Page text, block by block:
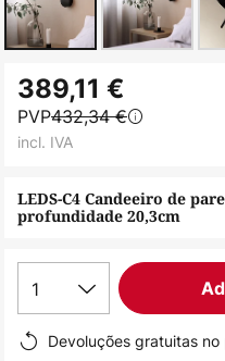
para
início
Galeria
de
imagens
LEDS-C4 Candeeiro de
profundidade 20,3cm
389,11 €
PVP432,34 €
incl. IVA
1
Devoluções gratuitas